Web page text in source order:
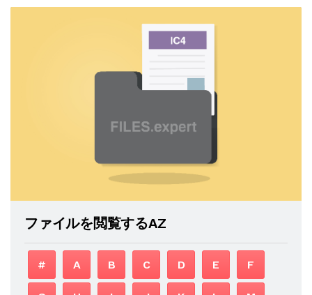
ファイルを閲覧するAZ
# A B C D E F